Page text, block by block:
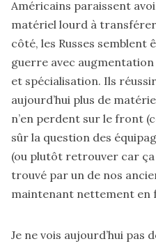
Américains paraissent
matériel lourd à transférer
côté, les Russes semblent
guerre avec
et spécialisation. Ils
aujourd’hui plus de
n’en perdent sur le front
sûr la question des
(ou plutôt retrouver car
trouvé par un de nos
maintenant nettement en
Je ne vois aujourd’hui pas